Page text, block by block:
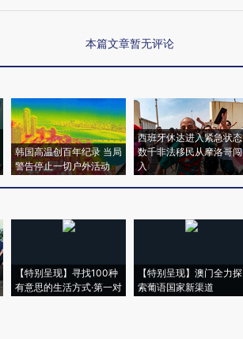
本篇文章暂无评论
韩国高温创百年纪录 当局
警告停止一切户外活动
西班牙休达进入紧急状态
数千非法移民从摩洛哥闯
入
【特别呈现】寻找100种
有意思的生活方式·第一对
【特别呈现】澳门全力探
索葡语国家新渠道